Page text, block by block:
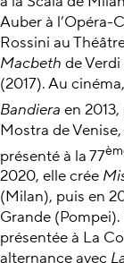
Auber à l’Opéra-
Rossini au
Macbeth de
(2017). Au
Bandiera en
Mostra de
présenté à la 77
2020, elle crée
(Milan), puis en
Grande
présentée à La
alternance avec